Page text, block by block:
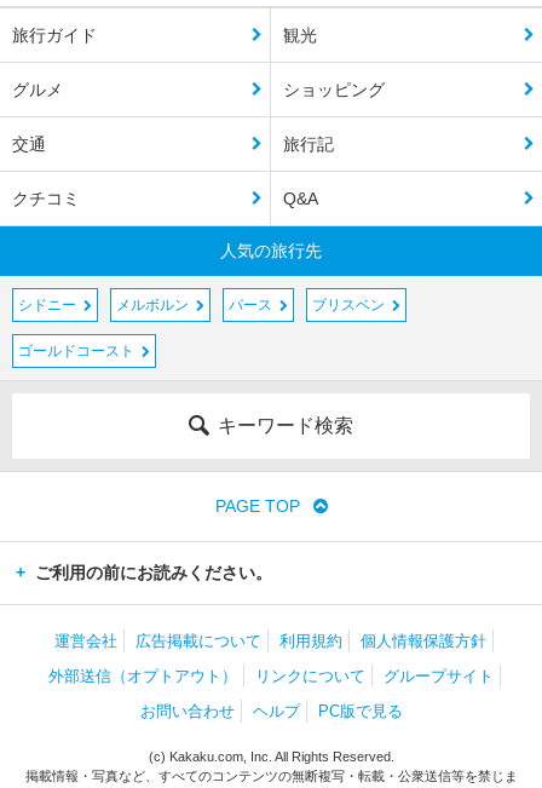
旅行ガイド 観光
グルメ ショッピング
交通 旅行記
クチコミ Q&A
人気の旅行先
シドニー メルボルン パース ブリスベン
ゴールドコースト
キーワード検索
PAGE TOP
ご利用の前にお読みください。
運営会社 広告掲載について 利用規約
個人情報保護方針
外部送信（オプトアウト）
リンクについて
グループサイト
お問い合わせ
ヘルプ PC版で見る
(c) Kakaku.com, Inc. All Rights Reserved.
掲載情報・写真など、すべてのコンテンツの無断複写・転載・公衆送信等を禁じま